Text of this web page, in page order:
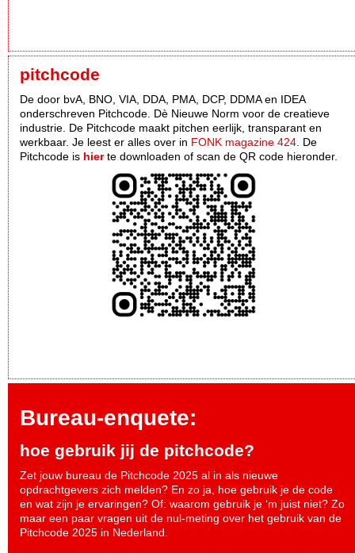
pitchcode
De door bvA, BNO, VIA, DDA, PMA, DCP, DDMA en IDEA
onderschreven Pitchcode. Dè Nieuwe Norm voor de creatieve
industrie. De Pitchcode maakt pitchen eerlijk, transparant en
werkbaar. Je leest er alles over in FONK magazine 424 . De
Pitchcode is hierte downloaden of scan de QR code hieronder.
Bureau-enquete:
hoe gebruik jij de pitchcode?
Zet jouw bureau de Pitchcode 2025 al in als nieuwe
opdrachtgevers zich melden? En zo ja, hoe gebruik je de code
en wat zijn je ervaringen? Of: waarom gebruik je ‘m juist niet? Zo
maar een paar vragen uit de nul-meting over het gebruik van de
Pitchcode 2025 in Nederland.